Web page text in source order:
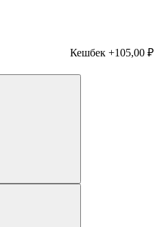
Кешбек +105,00 ₽